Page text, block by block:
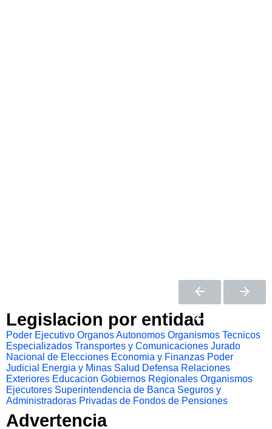
Legislacion por entidad
Poder Ejecutivo Organos Autonomos Organismos Tecnicos
Especializados Transportes y Comunicaciones Jurado
Nacional de Elecciones Economia y Finanzas Poder
Judicial
Energia y Minas Salud Defensa Relaciones
Exteriores Educacion Gobiernos Regionales Organismos
Ejecutores Superintendencia de Banca Seguros y
Administradoras Privadas de Fondos de Pensiones
Advertencia